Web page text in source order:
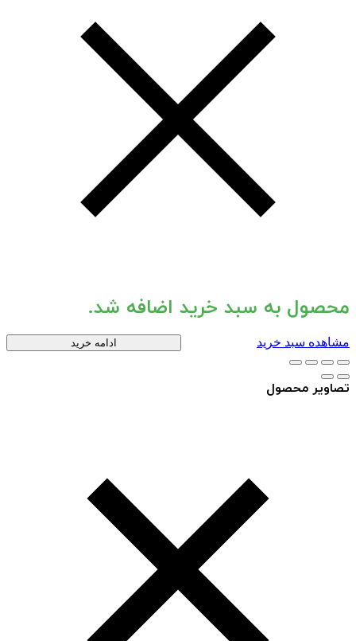
محصول به سبد خرید اضافه شد.
مشاهده سبد خرید ادامه خرید
تصاویر محصول